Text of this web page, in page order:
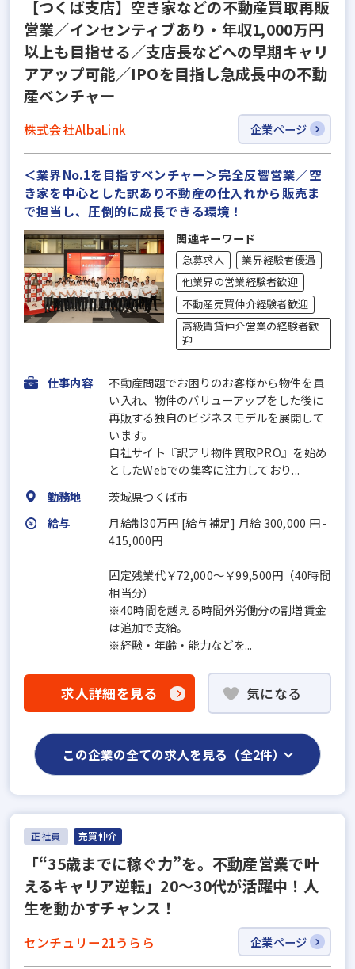
【つくば支店】空き家などの不動産買取再販
営業／インセンティブあり・年収1,000万円
以上も目指せる／支店長などへの早期キャリ
アアップ可能／IPOを目指し急成長中の不動
産ベンチャー
株式会社AlbaLink 企業ページ
＜業界No.1を目指すベンチャー＞完全反響営業／空
き家を中心とした訳あり不動産の仕入れから販売ま
で担当し、圧倒的に成長できる環境！
関連キーワード
急募求人
業界経験者優遇
他業界の営業経験者歓迎
不動産売買仲介経験者歓迎
高級賃貸仲介営業の経験者歓
迎
仕事内容
不動産問題でお困りのお客様から物件を買
い入れ、物件のバリューアップをした後に
再販する独自のビジネスモデルを展開して
います。
自社サイト『訳アリ物件買取PRO』を始め
としたWebでの集客に注力しており...
勤務地
茨城県つくば市
給与
月給制30万円 [給与補足] 月給 300,000 円 -
415,000円
固定残業代￥72,000～￥99,500円（40時間
相当分）
※40時間を越える時間外労働分の割増賃金
は追加で支給。
※経験・年齢・能力などを...
求人詳細を見る 気になる
この企業の全ての求人を見る（全2件）
正社員 売買仲介
「“35歳までに稼ぐ力”を。不動産営業で叶
えるキャリア逆転」20〜30代が活躍中！人
生を動かすチャンス！
センチュリー21うらら 企業ページ